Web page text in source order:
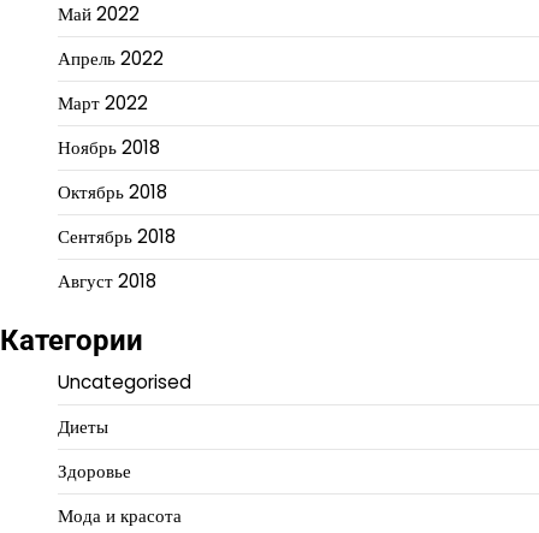
Май 2022
Апрель 2022
Март 2022
Ноябрь 2018
Октябрь 2018
Сентябрь 2018
Август 2018
Категории
Uncategorised
Диеты
Здоровье
Мода и красота